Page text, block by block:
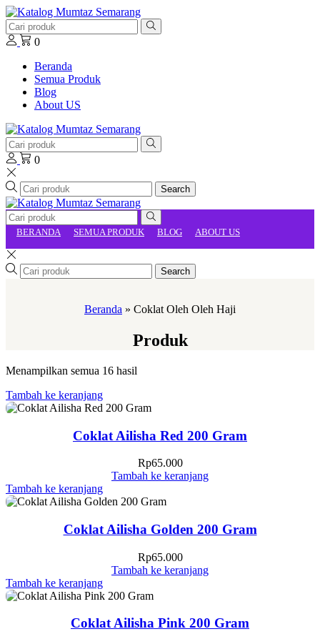
0
Beranda
Semua Produk
Blog
About US
0
Search
BERANDA SEMUA PRODUK BLOG ABOUT US
Search
Beranda » Coklat Oleh Oleh Haji
Produk
Menampilkan semua 16 hasil
Tambah ke keranjang
Coklat Ailisha Red 200 Gram
Rp65.000
Tambah ke keranjang
Tambah ke keranjang
Coklat Ailisha Golden 200 Gram
Rp65.000
Tambah ke keranjang
Tambah ke keranjang
Coklat Ailisha Pink 200 Gram